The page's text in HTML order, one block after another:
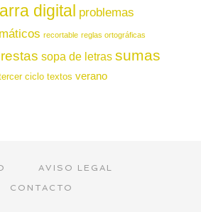
digital problemas
recortable reglas ortográficas
restas sopa de letras sumas
ciclo textos verano
AVISO LEGAL
CONTACTO